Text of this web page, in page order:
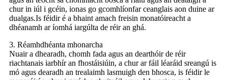
chur in iúl i gcéin, ionas go gcomhlíonfar ceanglais aon duine ar
dualgas.Is féidir é a bhaint amach freisin monatóireacht a
dhéanamh ar íomhá iargúlta de réir an ghá.
3. Réamhdhéanta mhonarcha
Nuair a dhearadh, chomh fada agus an dearthóir de réir
riachtanais iarbhír an fhostáisiúin, a chur ar fáil léaráid sreangú is
mó agus dearadh an trealaimh lasmuigh den bhosca, is féidir le